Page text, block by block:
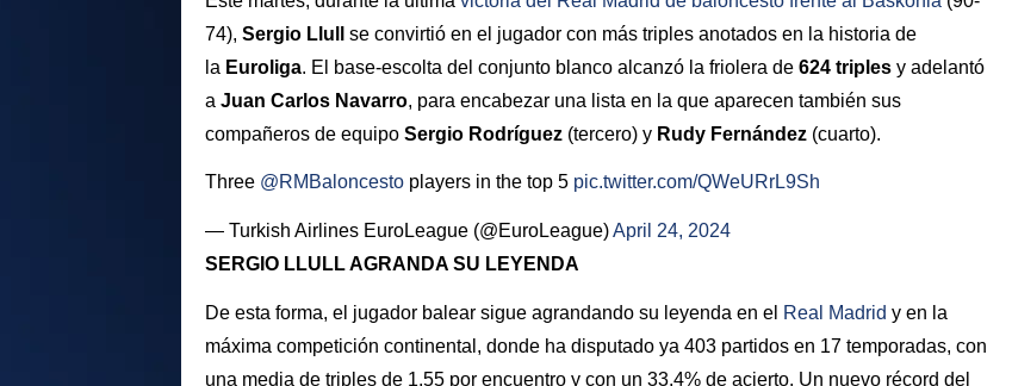
74), Sergio Llull
se convirtió en el jugador con más triples anotados en la historia de
la Euroliga. El base-escolta del conjunto blanco alcanzó la friolera de 624 triples y adelantó
a Juan Carlos Navarro, para encabezar una lista en la que aparecen también sus
compañeros de equipo Sergio Rodríguez (tercero) y Rudy Fernández (cuarto).
Three @RMBaloncesto players in the top 5 pic.twitter.com/QWeURrL9Sh
— Turkish Airlines EuroLeague (@EuroLeague)April 24, 2024
SERGIO LLULL AGRANDA SU LEYENDA
De esta forma, el jugador balear sigue agrandando su leyenda en el Real Madrid y en la
máxima competición continental, donde ha disputado ya 403 partidos en 17 temporadas, con
una media de triples de 1,55 por encuentro y con un 33,4% de acierto. Un nuevo récord del